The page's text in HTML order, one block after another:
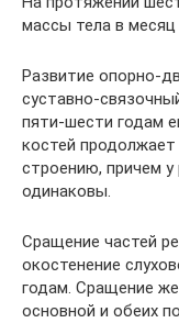
массы тела в месяц
Развитие опорно-
суставно-
пяти-шести годам
костей
строению, причем
одинаковы.
Сращение частей
окостенение
годам. Сращение
основной и обеих